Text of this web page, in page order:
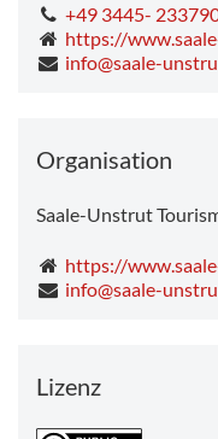
+49 3445-
https://
info@saale-
Organisation
Saale-Unstrut
https://
info@saale-
Lizenz